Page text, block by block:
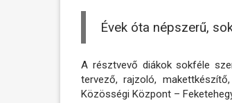
Évek óta népszerű,
A résztvevő diákok sokféle
tervező, rajzoló,
Közösségi Központ –